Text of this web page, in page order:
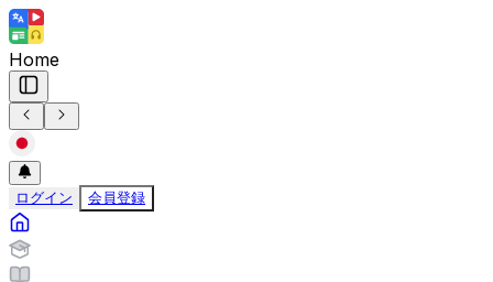
Home
ログイン 会員登録